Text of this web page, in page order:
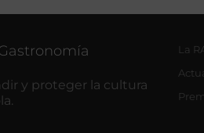
y proteger la cultura
La